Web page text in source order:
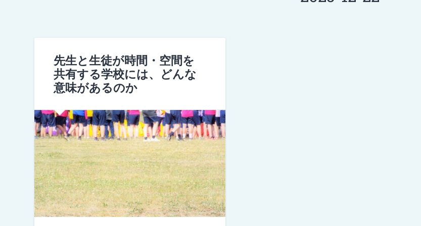
先生と生徒が時間・空間を
共有する学校には、どんな
意味があるのか